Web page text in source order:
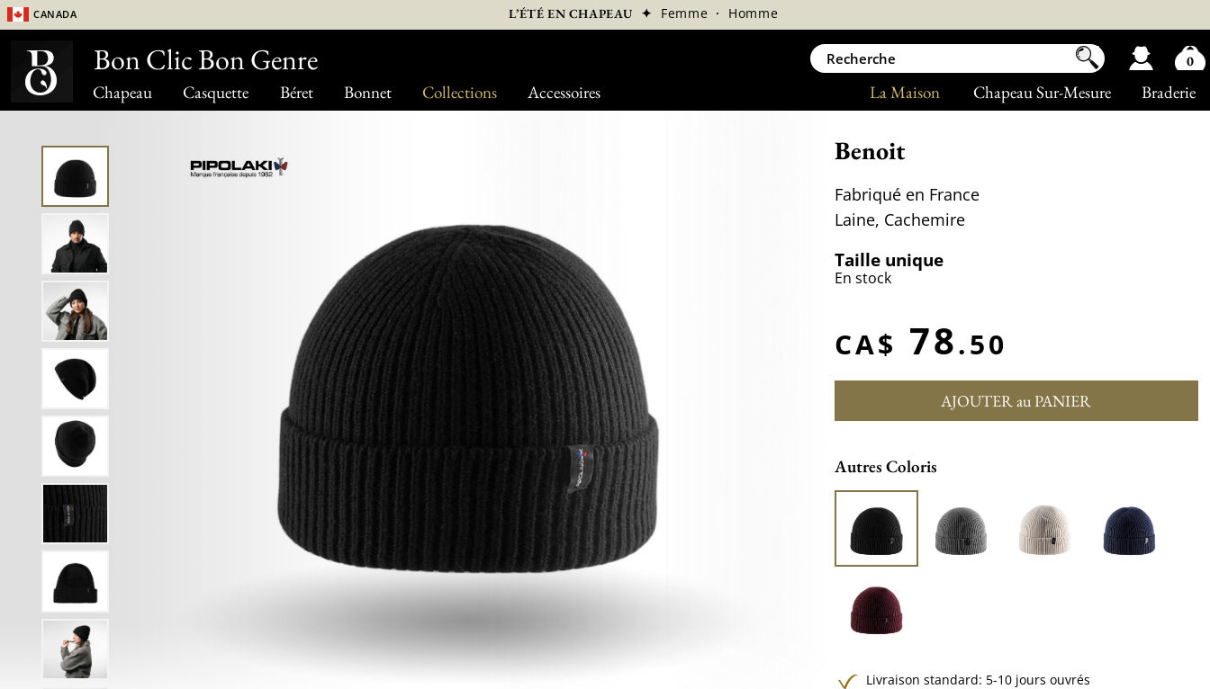
Chapeau Casquette Béret Bonnet Collections Accessoires Braderie
Chapeau Sur-Mesure
La Maison
Canada L’ÉTÉ EN CHAPEAU ✦ Femme · Homme
Benoit
Fabriqué en France
Laine, Cachemire
Taille unique
En stock
CA$ 78.50
AJOUTER au PANIER
Autres Coloris
Livraison standard: 5-10 jours ouvrés
Bon Clic Bon Genre 0